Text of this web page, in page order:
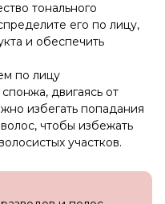
тонального
его по лицу,
и обеспечить
по лицу
двигаясь от
избегать попадания
чтобы избежать
участков.